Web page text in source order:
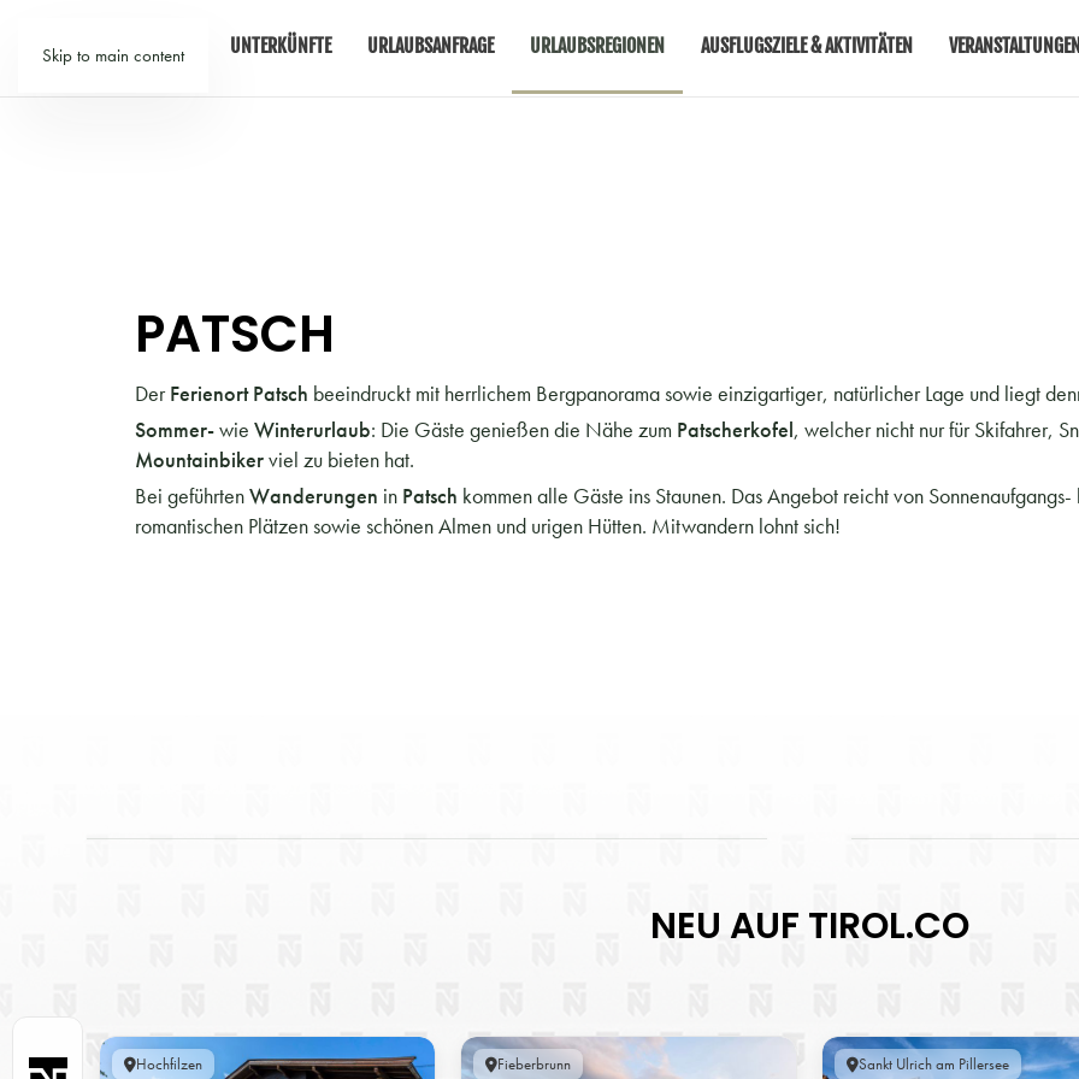
Skip to main content
TIROL UNTERKÜNFTE URLAUBSANFRAGE URLAUBSREGIONEN AUSFLUGSZIELE & AKTIVITÄTEN VERANSTALTUNGEN
PATSCH
DerFerienort Patsch beeindruckt mit herrlichem Bergpanorama sowie einzigartiger, natürlicher Lage und liegt
Sommer-wie Winterurlaub: Die Gäste genießen die Nähe zum Patscherkofel, welcher nicht nur für Skifahrer,
Mountainbikerviel zu bieten hat.
Bei geführtenWanderungen in Patsch kommen alle Gäste ins Staunen. Das Angebot reicht von Sonnenaufgangs-
romantischen Plätzen sowie schönen Almen und urigen Hütten. Mitwandern lohnt sich!
NEU AUF TIROL.CO
Hochfilzen Fieberbrunn Sankt Ulrich am Pillersee